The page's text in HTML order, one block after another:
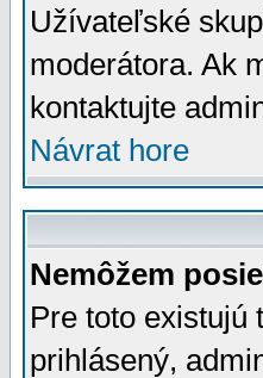
Užívateľské
moderátora. Ak
kontaktujte
Návrat hore
Nemôžem
Pre toto existujú
prihlásený,